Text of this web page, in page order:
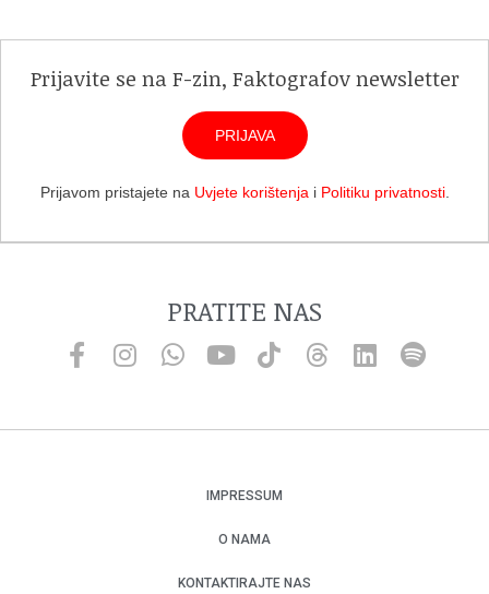
Prijavite se na F-zin, Faktografov newsletter
PRIJAVA
Prijavom pristajete na Uvjete korištenja i Politiku privatnosti.
PRATITE NAS
IMPRESSUM
O NAMA
KONTAKTIRAJTE NAS